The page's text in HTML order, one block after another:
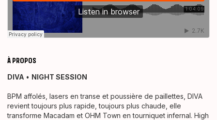
À PROPOS
DIVA • NIGHT SESSION
BPM affolés, lasers en transe et poussière de paillettes, DIVA
revient toujours plus rapide, toujours plus chaude, elle
transforme Macadam et OHM Town en tourniquet infernal. High